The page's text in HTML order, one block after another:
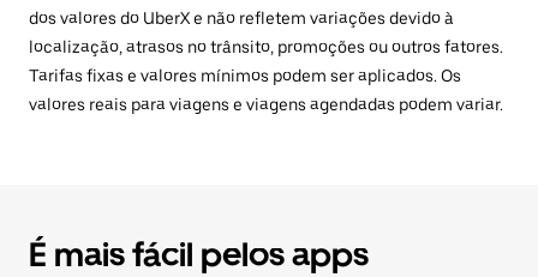
dos valores do UberX e não refletem variações devido à
localização, atrasos no trânsito, promoções ou outros fatores.
Tarifas fixas e valores mínimos podem ser aplicados. Os
valores reais para viagens e viagens agendadas podem variar.
É mais fácil pelos apps